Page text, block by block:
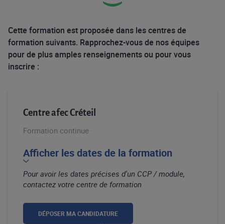
Cette formation est proposée dans les centres de
formation suivants. Rapprochez-vous de nos équipes
pour de plus amples renseignements ou pour vous
inscrire :
Centre afec Créteil
Formation continue
Afficher les dates de la formation
Pour avoir les dates précises d'un CCP / module,
contactez votre centre de formation
DÉPOSER MA CANDIDATURE